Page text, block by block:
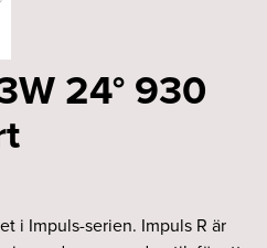
24° 930
i Impuls-serien. Impuls R är